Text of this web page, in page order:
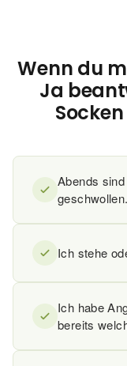
Wenn du
Ja
Abends
geschwollen.
Ich stehe
Ich habe
bereits